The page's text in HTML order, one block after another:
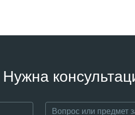
Нужна